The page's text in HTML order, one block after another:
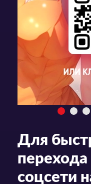
Для
соцсети